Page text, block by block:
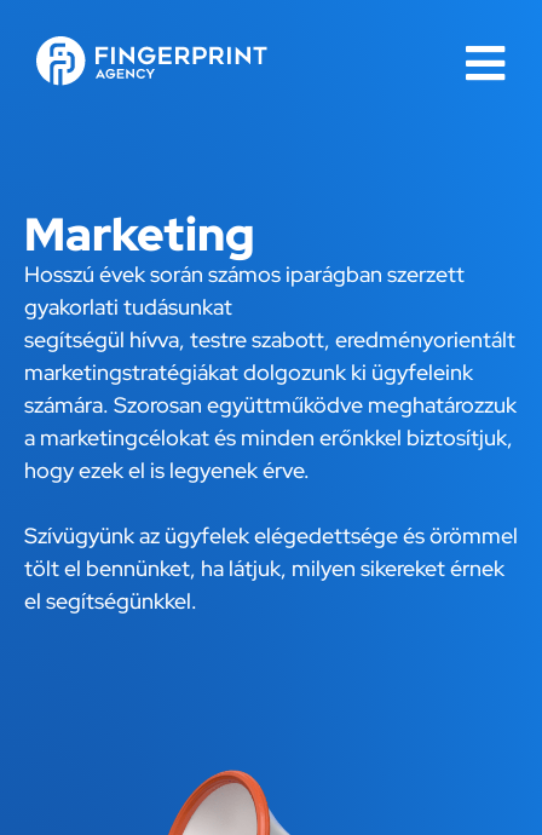
Marketing
Hosszú évek során számos iparágban szerzett
gyakorlati tudásunkat
segítségül hívva, testre szabott, eredményorientált
marketingstratégiákat dolgozunk ki ügyfeleink
számára. Szorosan együttműködve meghatározzuk
a marketingcélokat és minden erőnkkel biztosítjuk,
hogy ezek el is legyenek érve.
Szívügyünk az ügyfelek elégedettsége és örömmel
tölt el bennünket, ha látjuk, milyen sikereket érnek
el segítségünkkel.